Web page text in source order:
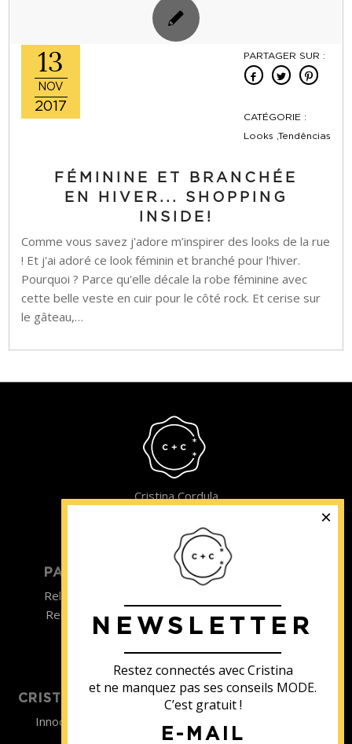
13
NOV
2017
PARTAGER SUR :
CATÉGORIE :
Looks ,Tendências
FÉMININE ET BRANCHÉE
EN HIVER... SHOPPING
INSIDE!
Comme vous savez j'adore m’inspirer des looks de la rue
! Et j'ai adoré ce look féminin et branché pour l'hiver.
Pourquoi ? Parce qu'elle décale la robe féminine avec
cette belle veste en cuir pour le côté rock. Et cerise sur
le gâteau,…
Cristina Cordula
PARTICULIER
Relooking homme
Relooking femme
ENTREPRISE
ENTREPRISE
Formations
CRISTINA SOUTIENT
Innocence en Danger
Contact
NEWSLETTER
Restez connectés avec Cristina
et ne manquez pas ses conseils MODE.
C’est gratuit !
E-MAIL